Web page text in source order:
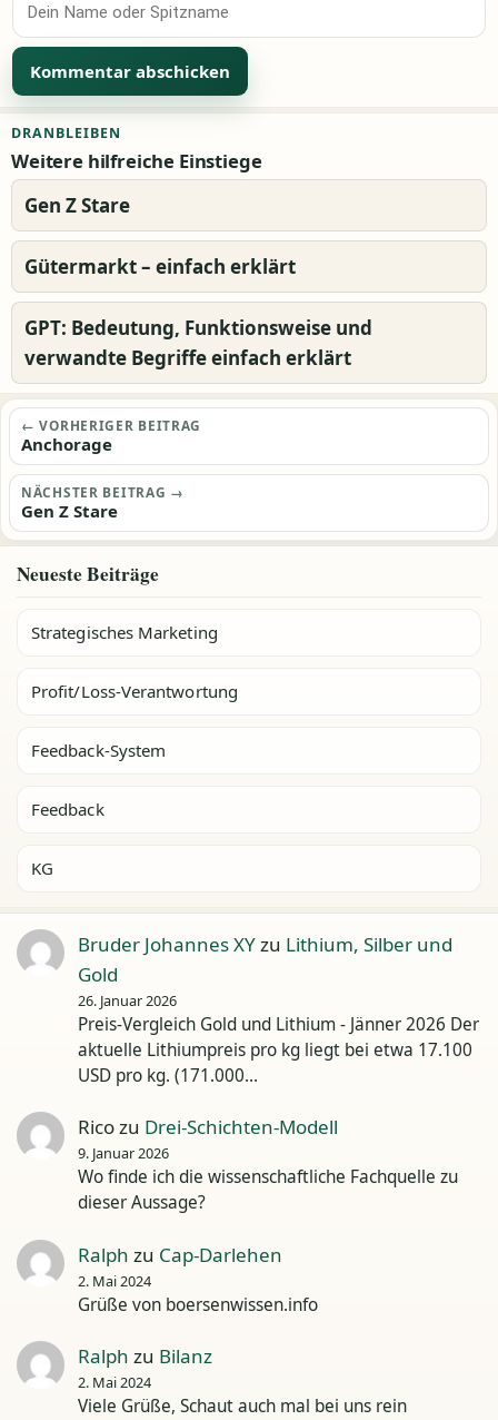
DRANBLEIBEN
Weitere hilfreiche Einstiege
Gen Z Stare
Gütermarkt – einfach erklärt
GPT: Bedeutung, Funktionsweise und
verwandte Begriffe einfach erklärt
Beitragsnavigation
← VORHERIGER BEITRAG
Anchorage
NÄCHSTER BEITRAG →
Gen Z Stare
Neueste Beiträge
Strategisches Marketing
Profit/Loss-Verantwortung
Feedback-System
Feedback
KG
Bruder Johannes XYzu Lithium, Silber und
Gold
26. Januar 2026
Preis-Vergleich Gold und Lithium - Jänner 2026 Der
aktuelle Lithiumpreis pro kg liegt bei etwa 17.100
USD pro kg. (171.000…
Ricozu Drei-Schichten-Modell
9. Januar 2026
Wo finde ich die wissenschaftliche Fachquelle zu
dieser Aussage?
Ralph zu Cap-Darlehen
2. Mai 2024
Grüße von boersenwissen.info
Ralph zu Bilanz
2. Mai 2024
Viele Grüße, Schaut auch mal bei uns rein